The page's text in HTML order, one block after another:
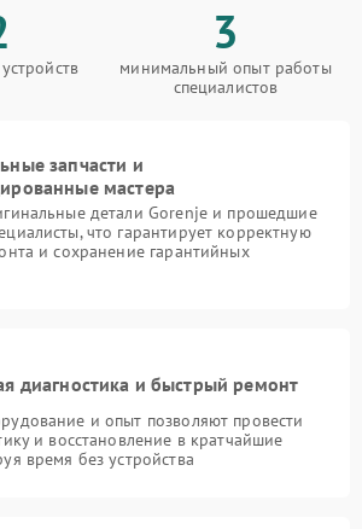
3
минимальный опыт работы
специалистов
запчасти и
мастера
детали Gorenje и прошедшие
что гарантирует корректную
и сохранение гарантийных
диагностика и быстрый ремонт
и опыт позволяют провести
и восстановление в кратчайшие
время без устройства